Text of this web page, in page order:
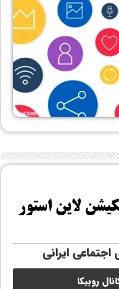
ایرانی
روبیکا